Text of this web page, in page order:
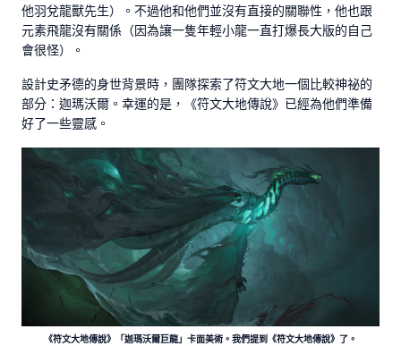
他羽兌龍獸先生）。不過他和他們並沒有直接的關聯性，他也跟
元素飛龍沒有關係（因為讓一隻年輕小龍一直打爆長大版的自己
會很怪）。
設計史矛德的身世背景時，團隊探索了符文大地一個比較神祕的
部分：迦瑪沃爾。幸運的是，《符文大地傳說》已經為他們準備
好了一些靈感。
《符文大地傳說》「迦瑪沃爾巨龍」卡面美術。我們提到《符文大地傳說》了。